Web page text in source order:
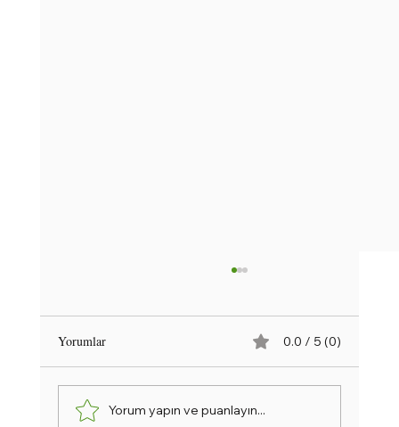
Yorumlar 0.0 / 5 (0)
Yorum yapın ve puanlayın...